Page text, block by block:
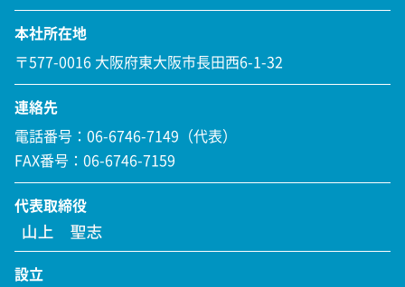
本社所在地
〒577-0016 大阪府東大阪市長田西6-1-32
連絡先
電話番号：06-6746-7149（代表）
FAX番号：06-6746-7159
代表取締役
設立